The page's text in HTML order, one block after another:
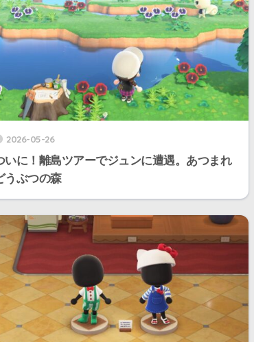
2026-05-26
いに！離島ツアーでジュンに遭遇。あつまれ
うぶつの森